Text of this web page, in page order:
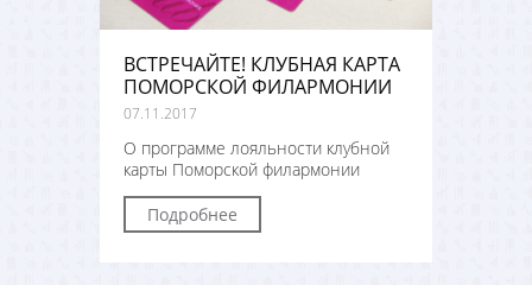
ВСТРЕЧАЙТЕ! КЛУБНАЯ КАРТА
ПОМОРСКОЙ ФИЛАРМОНИИ
07.11.2017
О программе лояльности клубной
карты Поморской филармонии
Подробнее